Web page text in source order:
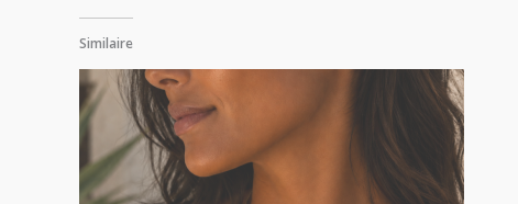
Similaire